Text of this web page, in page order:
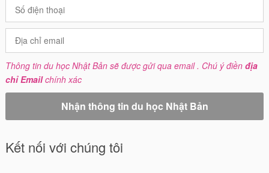
Thông tin du học Nhật Bản sẽ được gửi qua email . Chú ý điền địa
chỉ Emailchính xác
Kết nối với chúng tôi